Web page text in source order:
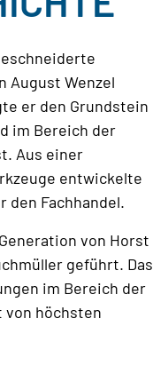
August Wenzel
er den Grundstein
im Bereich der
Aus einer
entwickelte
den Fachhandel.
von Horst
geführt. Das
im Bereich der
von höchsten